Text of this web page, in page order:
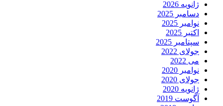
ژانویه 2026
دسامبر 2025
نوامبر 2025
اکتبر 2025
سپتامبر 2025
جولای 2022
می 2022
نوامبر 2020
جولای 2020
ژانویه 2020
آگوست 2019